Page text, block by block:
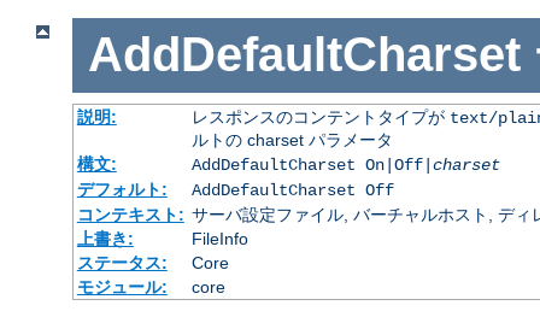
AddDefaultCharset
説明: レスポンスのコンテントタイプが text/
ルトの charset パラメータ
構文:
AddDefaultCharset On|Off| charset
デフォルト:
AddDefaultCharset Off
コンテキスト: サーバ設定ファイル, バーチャルホスト, ディ
上書き:
FileInfo
ステータス:
Core
モジュール:
core